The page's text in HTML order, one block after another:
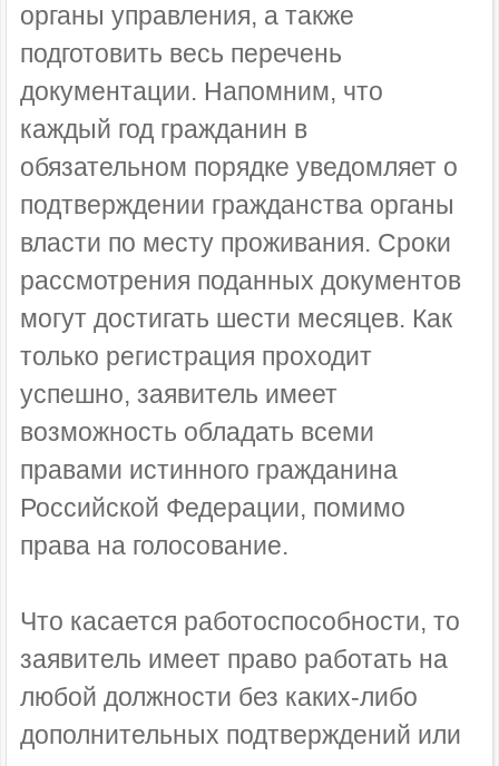
органы управления, а также
подготовить весь перечень
документации. Напомним, что
каждый год гражданин в
обязательном порядке уведомляет о
подтверждении гражданства органы
власти по месту проживания. Сроки
рассмотрения поданных документов
могут достигать шести месяцев. Как
только регистрация проходит
успешно, заявитель имеет
возможность обладать всеми
правами истинного гражданина
Российской Федерации, помимо
права на голосование.
Что касается работоспособности, то
заявитель имеет право работать на
любой должности без каких-либо
дополнительных подтверждений или